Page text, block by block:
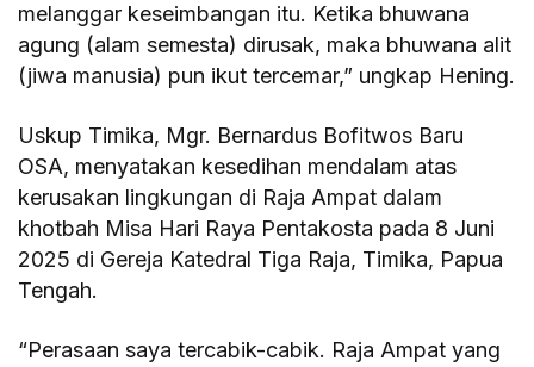
melanggar keseimbangan itu. Ketika bhuwana
agung (alam semesta) dirusak, maka bhuwana alit
(jiwa manusia) pun ikut tercemar,” ungkap Hening.
Uskup Timika, Mgr. Bernardus Bofitwos Baru
OSA, menyatakan kesedihan mendalam atas
kerusakan lingkungan di Raja Ampat dalam
khotbah Misa Hari Raya Pentakosta pada 8 Juni
2025 di Gereja Katedral Tiga Raja, Timika, Papua
Tengah.
“Perasaan saya tercabik-cabik. Raja Ampat yang